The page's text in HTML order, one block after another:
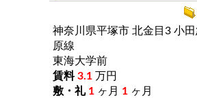
神奈川県平塚市 北金目3 小
原線
東海大学前
3.1 万円
1 ヶ月 1 ヶ月